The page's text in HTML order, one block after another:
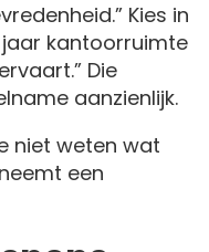
Kies in
kantoorruimte
Die
aanzienlijk.
niet weten wat
een